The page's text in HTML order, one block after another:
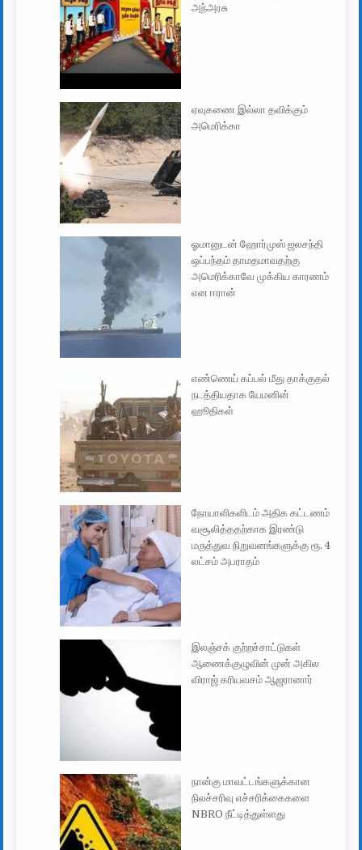
அந்அரசு
ஏவுகணை இல்லா தவிக்கும்
அமெரிக்கா
ஓமானுடன் ஹோர்முஸ் ஜலசந்தி
ஒப்பந்தம் தாமதமாவதற்கு
அமெரிக்காவே முக்கிய காரணம்
என ஈரான்
எண்ணெய் கப்பல் மீது தாக்குதல்
நடத்தியதாக யேமனின்
ஹூதிகள்
நோயாளிகளிடம் அதிக கட்டணம்
வசூலித்ததற்காக இரண்டு
மருத்துவ நிறுவனங்களுக்கு ரூ. 4
லட்சம் அபராதம்
இலஞ்சக் குற்றச்சாட்டுகள்
ஆணைக்குழுவின் முன் அகில
விராஜ் கரியவசம் ஆஜரானார்
நான்கு மாவட்டங்களுக்கான
நிலச்சரிவு எச்சரிக்கைகளை
NBRO நீட்டித்துள்ளது